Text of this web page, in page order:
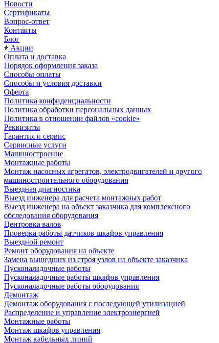
Новости
Сертификаты
Вопрос-ответ
Контакты
Блог
Акции
Оплата и доставка
Порядок оформления заказа
Способы оплаты
Способы и условия доставки
Оферта
Политика конфиденциальности
Политика обработки персональных данных
Политика в отношении файлов «cookie»
Реквизиты
Гарантия и сервис
Сервисные услуги
Машиностроение
Монтажные работы
Монтаж насосных агрегатов, электродвигателей и другого
машиностроительного оборудования
Выездная диагностика
Выезд инженера для расчета монтажных работ
Выезд инженера на объект заказчика для комплексного
обследования оборудования
Центровка валов
Проверка работы датчиков шкафов управления
Выездной ремонт
Ремонт оборудования на объекте
Замена вышедших из строя узлов на объекте заказчика
Пусконаладочные работы
Пусконаладочные работы шкафов управления
Пусконаладочные работы оборудования
Демонтаж
Демонтаж оборудования с последующей утилизацией
Распределение и управление электроэнергией
Монтажные работы
Монтаж шкафов управления
Монтаж кабельных линий